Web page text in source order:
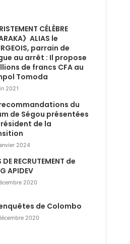
CÉLÈBRE
》ALIAS le
parrain de
au arrêt : Il propose
de francs CFA au
Tomoda
2021
du
de Ségou présentées
de la
2024
DE RECRUTEMENT de
APIDEV
2020
de Colombo
2020